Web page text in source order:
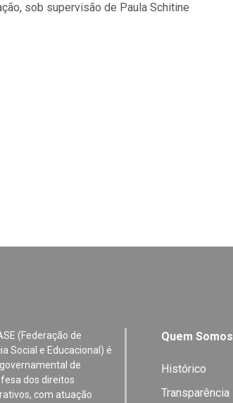
sob supervisão de Paula Schitine
(Federação de
Social e Educacional) é
de
dos direitos
com atuação
Quem Somos
Histórico
Transparência